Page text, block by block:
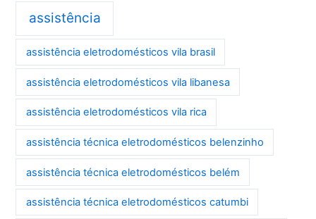
assistência
assistência eletrodomésticos vila brasil
assistência eletrodomésticos vila libanesa
assistência eletrodomésticos vila rica
assistência técnica eletrodomésticos belenzinho
assistência técnica eletrodomésticos belém
assistência técnica eletrodomésticos catumbi